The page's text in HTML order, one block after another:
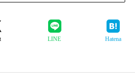
LINE Hatena